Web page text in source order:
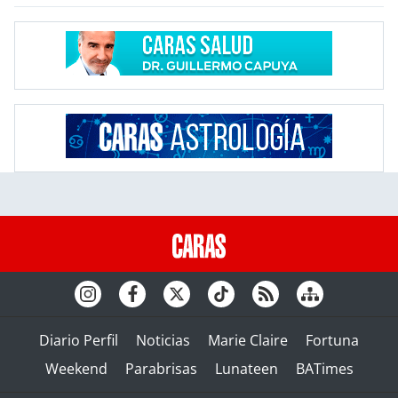
Diario Perfil Noticias Marie Claire
Fortuna
Weekend
Parabrisas Lunateen BATimes